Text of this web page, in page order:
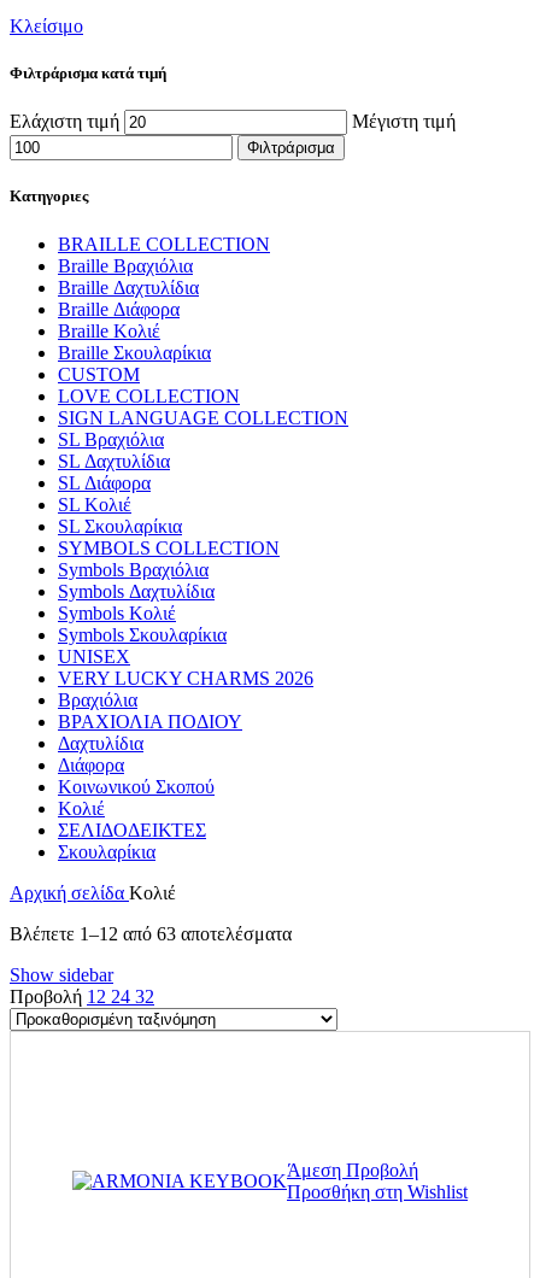
Κλείσιμο
Φιλτράρισμα κατά τιμή
Ελάχιστη τιμή Μέγιστη τιμή
Φιλτράρισμα
Κατηγοριες
BRAILLE COLLECTION
Braille Βραχιόλια
Braille Δαχτυλίδια
Braille Διάφορα
Braille Κολιέ
Braille Σκουλαρίκια
CUSTOM
LOVE COLLECTION
SIGN LANGUAGE COLLECTION
SL Βραχιόλια
SL Δαχτυλίδια
SL Διάφορα
SL Κολιέ
SL Σκουλαρίκια
SYMBOLS COLLECTION
Symbols Βραχιόλια
Symbols Δαχτυλίδια
Symbols Κολιέ
Symbols Σκουλαρίκια
UNISEX
VERY LUCKY CHARMS 2026
Βραχιόλια
ΒΡΑΧΙΟΛΙΑ ΠΟΔΙΟΥ
Δαχτυλίδια
Διάφορα
Κοινωνικού Σκοπού
Κολιέ
ΣΕΛΙΔΟΔΕΙΚΤΕΣ
Σκουλαρίκια
Αρχική σελίδα Κολιέ
Βλέπετε 1–12 από 63 αποτελέσματα
Show sidebar
Προβολή 12 24 32
Άμεση Προβολή
Προσθήκη στη Wishlist